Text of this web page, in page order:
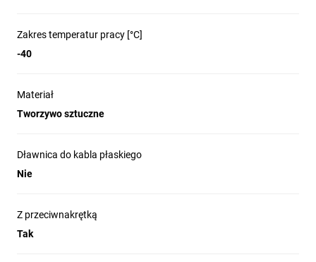
Zakres temperatur pracy [°C]
-40
Materiał
Tworzywo sztuczne
Dławnica do kabla płaskiego
Nie
Z przeciwnakrętką
Tak